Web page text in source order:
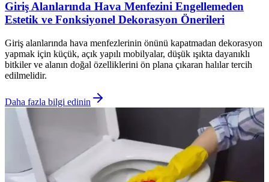
Giriş Alanlarında Hava Menfezini Engellemeden
Estetik ve Fonksiyonel Dekorasyon Önerileri
Giriş alanlarında hava menfezlerinin önünü kapatmadan dekorasyon
yapmak için küçük, açık yapılı mobilyalar, düşük ışıkta dayanıklı
bitkiler ve alanın doğal özelliklerini ön plana çıkaran halılar tercih
edilmelidir.
Daha fazla bilgi edinin